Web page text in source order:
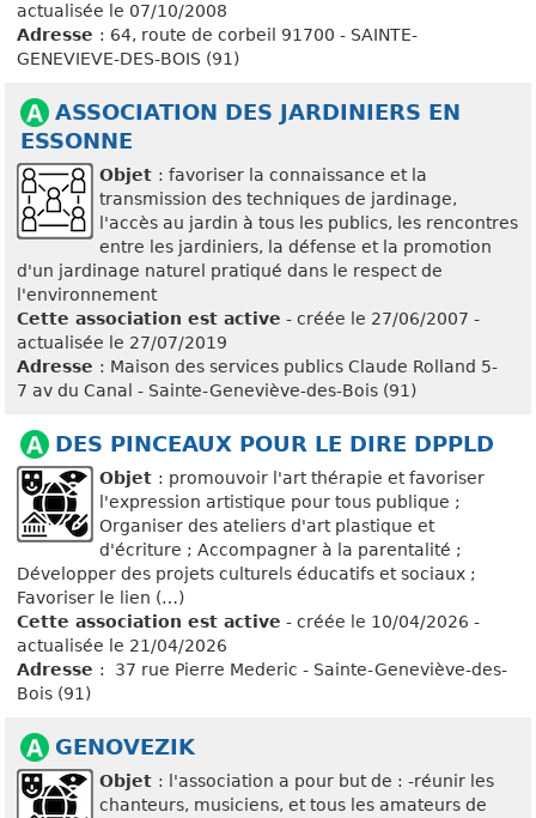
actualisée le 07/10/2008
Adresse : 64, route de corbeil 91700 - SAINTE-
GENEVIEVE-DES-BOIS (91)
ASSOCIATION DES JARDINIERS EN
ESSONNE
Objet : favoriser la connaissance et la
transmission des techniques de jardinage,
l'accès au jardin à tous les publics, les rencontres
entre les jardiniers, la défense et la promotion
d'un jardinage naturel pratiqué dans le respect de
l'environnement
Cette association est active - créée le 27/06/2007 -
actualisée le 27/07/2019
Adresse : Maison des services publics Claude Rolland 5-
7 av du Canal - Sainte-Geneviève-des-Bois (91)
DES PINCEAUX POUR LE DIRE DPPLD
Objet : promouvoir l'art thérapie et favoriser
l'expression artistique pour tous publique ;
Organiser des ateliers d'art plastique et
d'écriture ; Accompagner à la parentalité ;
Développer des projets culturels éducatifs et sociaux ;
Favoriser le lien (…)
Cette association est active - créée le 10/04/2026 -
actualisée le 21/04/2026
Adresse : 37 rue Pierre Mederic - Sainte-Geneviève-des-
Bois (91)
GENOVEZIK
Objet : l'association a pour but de : -réunir les
chanteurs, musiciens, et tous les amateurs de